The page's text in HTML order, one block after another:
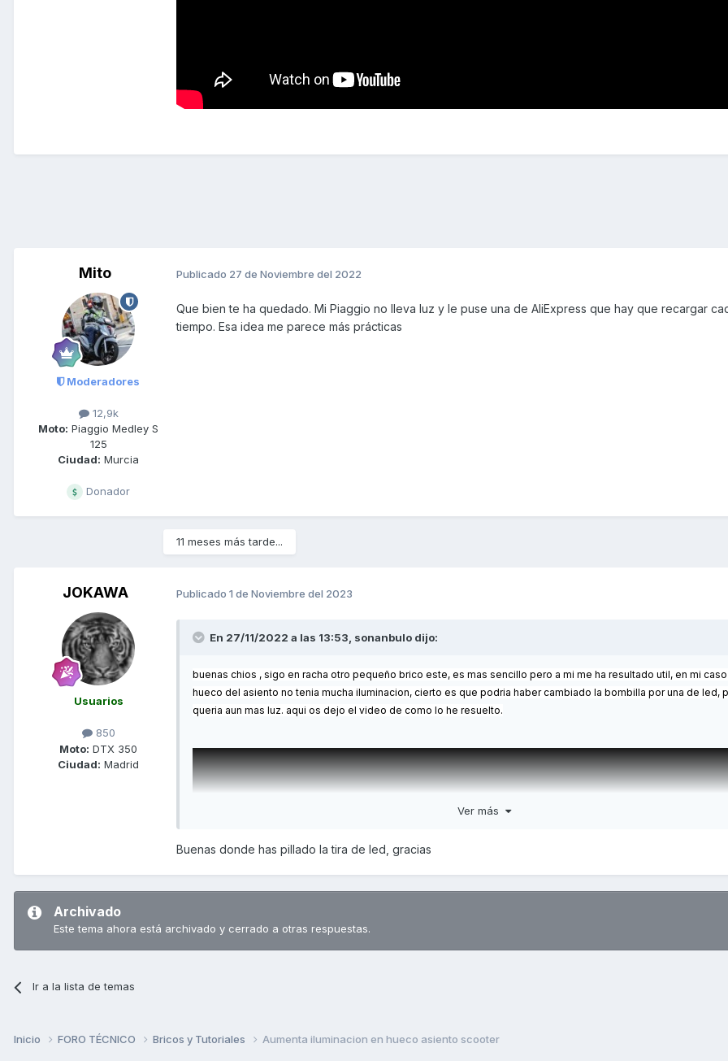
Mito
Moderadores
12,9k
Moto: Piaggio Medley S
125
Ciudad: Murcia
Donador
Publicado 27 de Noviembre del 2022
Que bien te ha quedado. Mi Piaggio no lleva luz y le puse una de AliExpress que hay que recargar
tiempo. Esa idea me parece más prácticas
11 meses más tarde...
JOKAWA
Usuarios
850
Moto: DTX 350
Ciudad: Madrid
Publicado 1 de Noviembre del 2023
En 27/11/2022 a las 13:53, sonanbulo dijo:
buenas chios , sigo en racha otro pequeño brico este, es mas sencillo pero a mi me ha resultado util, en mi
hueco del asiento no tenia mucha iluminacion, cierto es que podria haber cambiado la bombilla por una de led,
queria aun mas luz. aqui os dejo el video de como lo he resuelto.
Ver más
Buenas donde has pillado la tira de led, gracias
Archivado
Este tema ahora está archivado y cerrado a otras respuestas.
Ir a la lista de temas
Inicio FORO TÉCNICO Bricos y Tutoriales Aumenta iluminacion en hueco asiento scooter